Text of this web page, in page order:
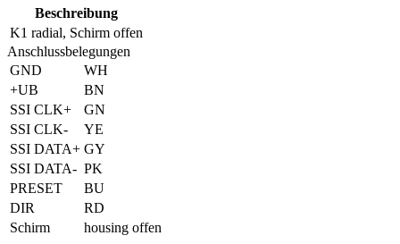
Beschreibung
K1 radial, Schirm offen
Anschlussbelegungen
GND
WH
+UB
BN
SSI CLK+
GN
SSI CLK-
YE
SSI DATA+ GY
SSI DATA- PK
PRESET
BU
DIR
RD
Schirm
housing offen